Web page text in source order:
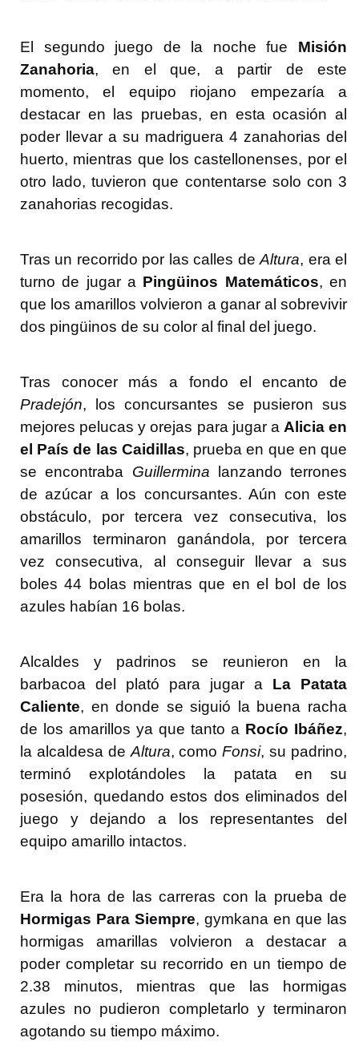
El segundo juego de la noche fue Misión
Zanahoria, en el que, a partir de este
momento, el equipo riojano empezaría a
destacar en las pruebas, en esta ocasión al
poder llevar a su madriguera 4 zanahorias del
huerto, mientras que los castellonenses, por el
otro lado, tuvieron que contentarse solo con 3
zanahorias recogidas.
Tras un recorrido por las calles deAltura, era el
turno de jugar a Pingüinos Matemáticos, en
que los amarillos volvieron a ganar al sobrevivir
dos pingüinos de su color al final del juego.
Tras conocer más a fondo el encanto de
Pradejón, los concursantes se pusieron sus
mejores pelucas y orejas para jugar a Alicia en
el País de las Caidillas, prueba en que en que
se encontraba Guillermina lanzando terrones
de azúcar a los concursantes. Aún con este
obstáculo, por tercera vez consecutiva, los
amarillos terminaron ganándola, por tercera
vez consecutiva, al conseguir llevar a sus
boles 44 bolas mientras que en el bol de los
azules habían 16 bolas.
Alcaldes y padrinos se reunieron en la
barbacoa del plató para jugar a La Patata
Caliente, en donde se siguió la buena racha
de los amarillos ya que tanto a Rocío Ibáñez,
la alcaldesa de Altura, comoFonsi, su padrino,
terminó explotándoles la patata en su
posesión, quedando estos dos eliminados del
juego y dejando a los representantes del
equipo amarillo intactos.
Era la hora de las carreras con la prueba de
Hormigas Para Siempre, gymkana en que las
hormigas amarillas volvieron a destacar a
poder completar su recorrido en un tiempo de
2.38 minutos, mientras que las hormigas
azules no pudieron completarlo y terminaron
agotando su tiempo máximo.